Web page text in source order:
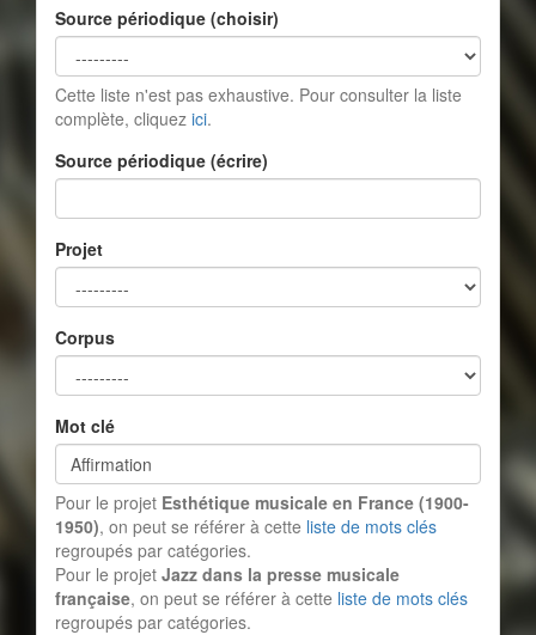
Source périodique (choisir)
Cette liste n'est pas exhaustive. Pour consulter la liste
complète, cliquez ici.
Source périodique (écrire)
Projet
Corpus
Mot clé
Pour le projet Esthétique musicale en France (1900-
1950), on peut se référer à cette liste de mots clés
regroupés par catégories.
Pour le projet Jazz dans la presse musicale
française, on peut se référer à cette liste de mots clés
regroupés par catégories.